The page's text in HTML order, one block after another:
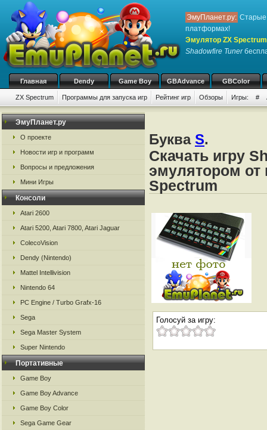
ЭмуПланет.ру: Старые
платформах!
Эмулятор ZX
Shadowfire Tuner
Главная Dendy Game Boy GBAdvance GBColor
ZX Spectrum Программы для запуска игр Рейтинг игр Обзоры Игры: #
ЭмуПланет.ру
О проекте
Новости игр и программ
Вопросы и предложения
Мини Игры
Консоли
Atari 2600
Atari 5200, Atari 7800, Atari Jaguar
ColecoVision
Dendy (Nintendo)
Mattel Intellivision
Nintendo 64
PC Engine / Turbo Grafx-16
Sega
Sega Master System
Super Nintendo
Портативные
Game Boy
Game Boy Advance
Game Boy Color
Sega Game Gear
Буква S.
Скачать игру
эмулятором от
Spectrum
Голосуй за игру: